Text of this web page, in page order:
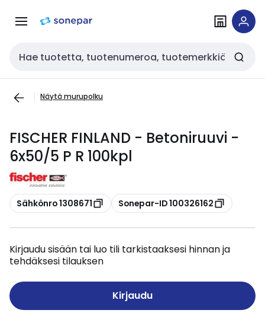
navigointiinsisältöön
Haku
Näytä murupolku
FISCHER FINLAND - Betoniruuvi -
6x50/5 P R 100kpl
Kopioi
Sähkönro 1308671 Kopioi
Sonepar-ID 100326162
Kirjaudu sisään tai luo tili tarkistaaksesi hinnan ja
tehdäksesi tilauksen
Kirjaudu